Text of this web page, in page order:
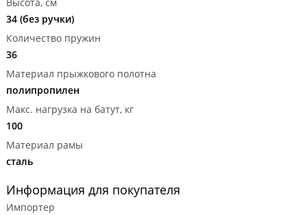
34 (без ручки)
Количество пружин
36
Материал прыжкового полотна
полипропилен
Макс. нагрузка на батут, кг
100
Материал рамы
сталь
Информация для покупателя
Импортер